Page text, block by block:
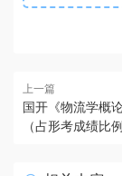
上一篇
国开《物流学概
（占形考成绩比